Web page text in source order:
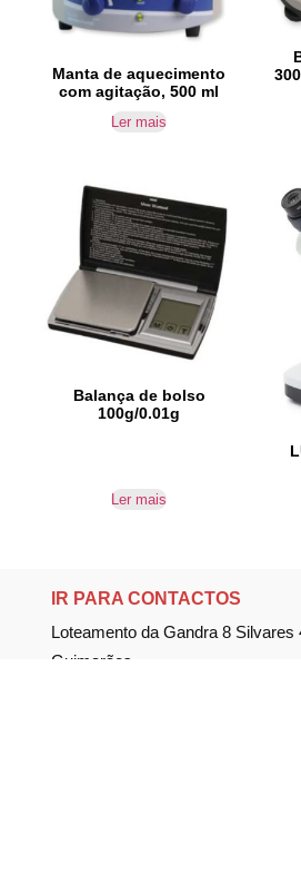
Manta de aquecimento
com agitação, 500 ml
Ler mais
Balança de bolso
100g/0.01g
Ler mais
IR PARA CONTACTOS
Loteamento da Gandra 8 Silvares
Guimarães